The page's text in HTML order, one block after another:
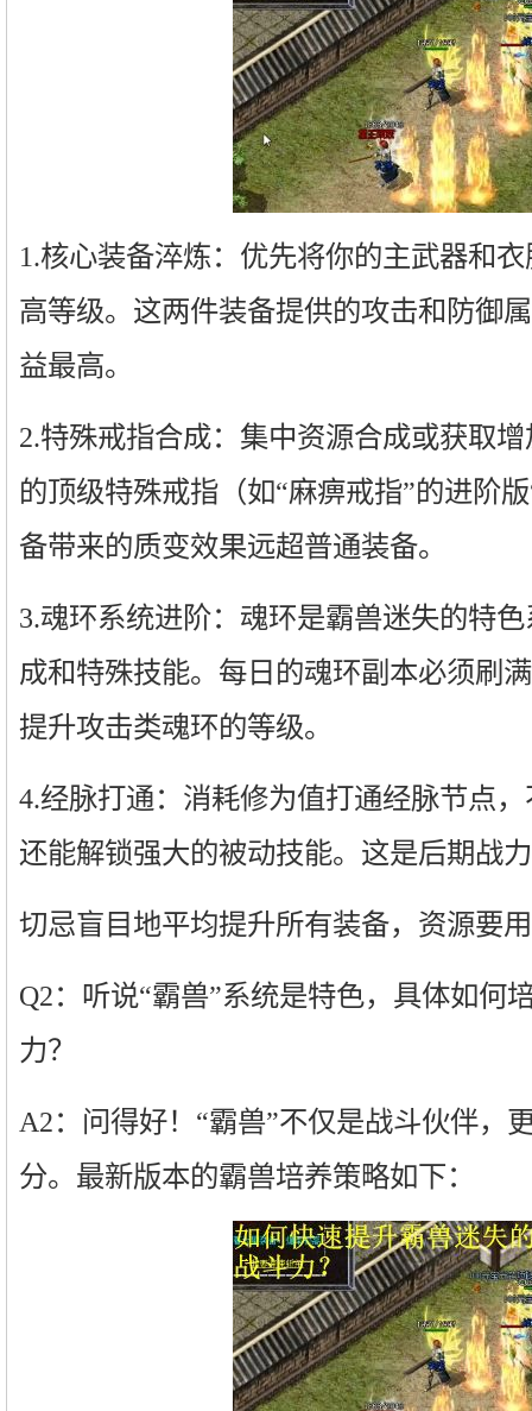
1.核心装备淬炼：优先将你的主武器和
高等级。这两件装备提供的攻击和防御
益最高。
2.特殊戒指合成：集中资源合成或获取
的顶级特殊戒指（如“麻痹戒指”的进阶
备带来的质变效果远超普通装备。
3.魂环系统进阶：魂环是霸兽迷失的特
成和特殊技能。每日的魂环副本必须刷
提升攻击类魂环的等级。
4.经脉打通：消耗修为值打通经脉节点
还能解锁强大的被动技能。这是后期战
切忌盲目地平均提升所有装备，资源要
Q2：听说“霸兽”系统是特色，具体如何
力？
A2：问得好！“霸兽”不仅是战斗伙伴，
分。最新版本的霸兽培养策略如下：